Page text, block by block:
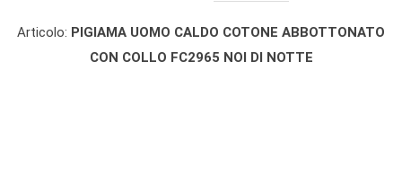
Articolo: PIGIAMA UOMO CALDO COTONE ABBOTTONATO
CON COLLO FC2965 NOI DI NOTTE